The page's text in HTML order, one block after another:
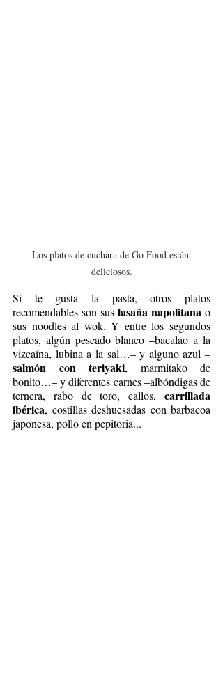
Los platos de cuchara de Go Food están
deliciosos.
Si te gusta la pasta, otros platos
recomendables son sus lasaña napolitana o
sus noodles al wok. Y entre los segundos
platos, algún pescado blanco –bacalao a la
vizcaína, lubina a la sal…– y alguno azul –
salmón con teriyaki, marmitako de
bonito…– y diferentes carnes –albóndigas de
ternera, rabo de toro, callos, carrillada
ibérica, costillas deshuesadas con barbacoa
japonesa, pollo en pepitoria...